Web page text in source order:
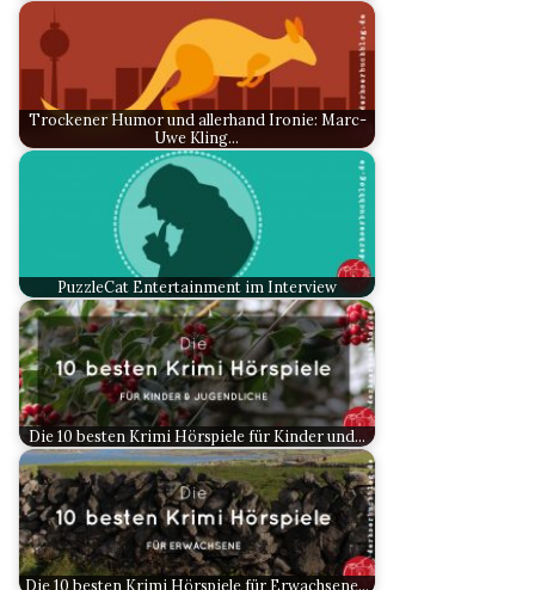
Trockener Humor und allerhand Ironie: Marc-
Uwe Kling…
PuzzleCat Entertainment im Interview
Die 10 besten Krimi Hörspiele für Kinder und…
Die 10 besten Krimi Hörspiele für Erwachsene…